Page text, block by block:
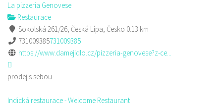
La pizzeria Genovese
Restaurace
Sokolská 261/26, Česká Lípa, Česko 0.13 km
731009385731009385
https://www.damejidlo.cz/pizzeria-genovese?z-ce...
prodej s sebou
Indická restaurace - Welcome Restaurant